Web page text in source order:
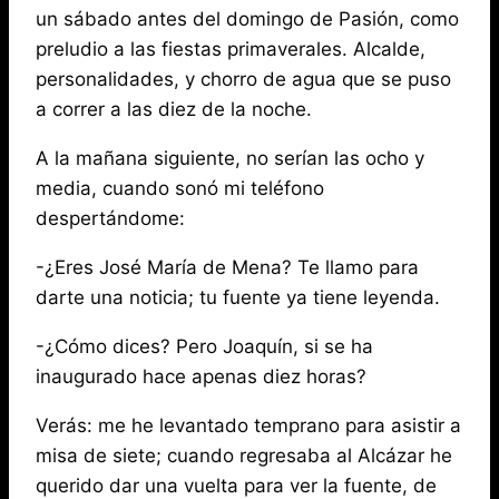
un sábado antes del domingo de Pasión, como
preludio a las fiestas primaverales. Alcalde,
personalidades, y chorro de agua que se puso
a correr a las diez de la noche.
A la mañana siguiente, no serían las ocho y
media, cuando sonó mi teléfono
despertándome:
-¿Eres José María de Mena? Te llamo para
darte una noticia; tu fuente ya tiene leyenda.
-¿Cómo dices? Pero Joaquín, si se ha
inaugurado hace apenas diez horas?
Verás: me he levantado temprano para asistir a
misa de siete; cuando regresaba al Alcázar he
querido dar una vuelta para ver la fuente, de